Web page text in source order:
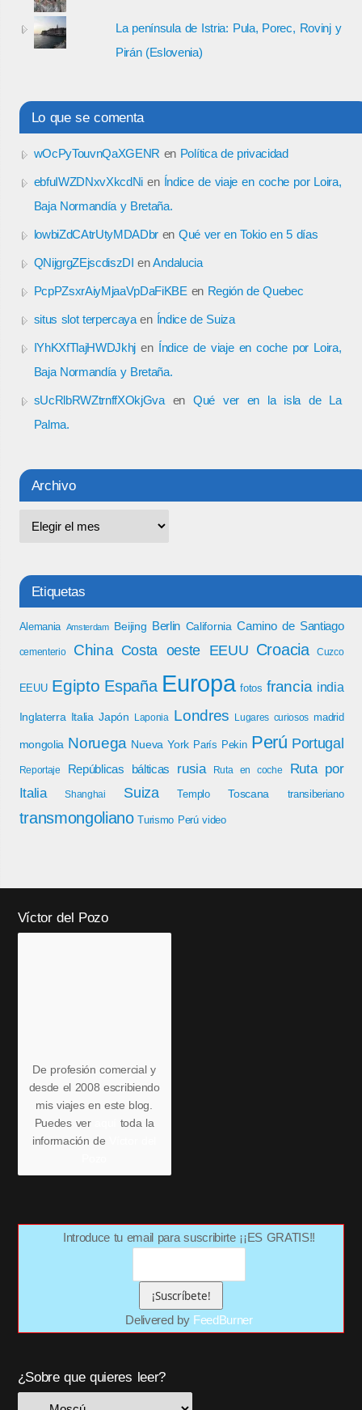
La península de Istria: Pula, Porec, Rovinj y
Pirán (Eslovenia)
Lo que se comenta
wOcPyTouvnQaXGENR en Política de privacidad
ebfuIWZDNxvXkcdNi en Índice de viaje en coche por Loira,
Baja Normandía y Bretaña.
lowbiZdCAtrUtyMDADbr en Qué ver en Tokio en 5 días
QNijgrgZEjscdiszDI enAndalucia
PcpPZsxrAiyMjaaVpDaFiKBE en Región de Quebec
situs slot terpercayaen Índice de Suiza
IYhKXfTlajHWDJkhj en Índice de viaje en coche por Loira,
Baja Normandía y Bretaña.
sUcRlbRWZtrnffXOkjGvaen Qué ver en la isla de La
Palma.
Archivo
Etiquetas
Alemania Amsterdam Beijing Berlin California Camino de Santiago
cementerio China Costa oeste EEUU Croacia Cuzco
EEUU Egipto España Europa fotos francia india
Inglaterra Italia Japón Laponia Londres Lugares curiosos madrid
mongolia Noruega Nueva York París Pekin Perú Portugal
Reportaje Repúblicas bálticas rusia Ruta en coche
Ruta por
Italia
Shanghai Suiza Templo Toscana transiberiano
transmongoliano Turismo Perú video
Víctor del Pozo
De profesión comercial y
desde el 2008 escribiendo
mis viajes en este blog.
Puedes ver
toda la
información de
Introduce tu email para suscribirte ¡¡ES GRATIS!!
Delivered by FeedBurner
¿Sobre que quieres leer?